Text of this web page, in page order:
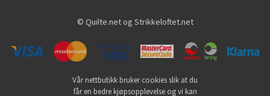
© Quilte.net og Strikkeloftet.net
Vår nettbutikk bruker cookies slik at du
får en bedre kjøpsopplevelse og vi kan